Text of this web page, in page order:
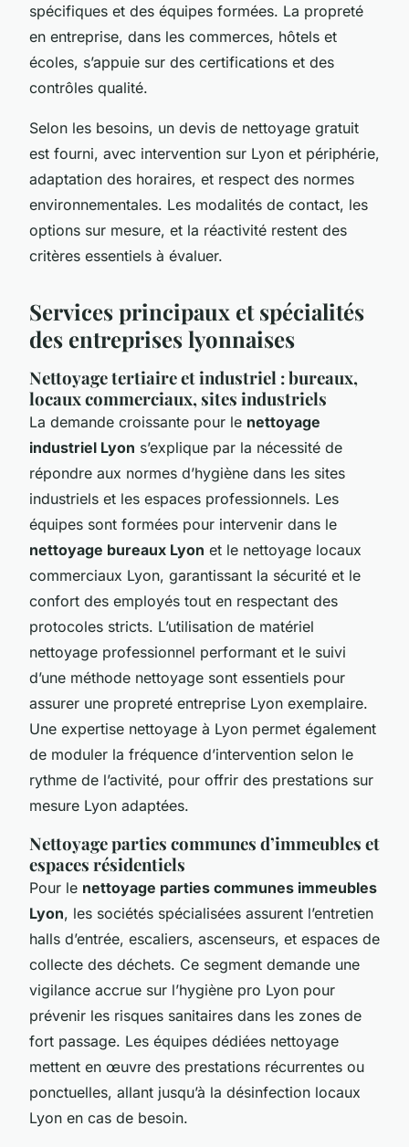
spécifiques et des équipes formées. La propreté
en entreprise, dans les commerces, hôtels et
écoles, s’appuie sur des certifications et des
contrôles qualité.
Selon les besoins, un devis de nettoyage gratuit
est fourni, avec intervention sur Lyon et périphérie,
adaptation des horaires, et respect des normes
environnementales. Les modalités de contact, les
options sur mesure, et la réactivité restent des
critères essentiels à évaluer.
Services principaux et spécialités
des entreprises lyonnaises
Nettoyage tertiaire et industriel : bureaux,
locaux commerciaux, sites industriels
La demande croissante pour le nettoyage
industriel Lyon s’explique par la nécessité de
répondre aux normes d’hygiène dans les sites
industriels et les espaces professionnels. Les
équipes sont formées pour intervenir dans le
nettoyage bureaux Lyon et le nettoyage locaux
commerciaux Lyon, garantissant la sécurité et le
confort des employés tout en respectant des
protocoles stricts. L’utilisation de matériel
nettoyage professionnel performant et le suivi
d’une méthode nettoyage sont essentiels pour
assurer une propreté entreprise Lyon exemplaire.
Une expertise nettoyage à Lyon permet également
de moduler la fréquence d’intervention selon le
rythme de l’activité, pour offrir des prestations sur
mesure Lyon adaptées.
Nettoyage parties communes d’immeubles et
espaces résidentiels
Pour le nettoyage parties communes immeubles
Lyon, les sociétés spécialisées assurent l’entretien
halls d’entrée, escaliers, ascenseurs, et espaces de
collecte des déchets. Ce segment demande une
vigilance accrue sur l’hygiène pro Lyon pour
prévenir les risques sanitaires dans les zones de
fort passage. Les équipes dédiées nettoyage
mettent en œuvre des prestations récurrentes ou
ponctuelles, allant jusqu’à la désinfection locaux
Lyon en cas de besoin.